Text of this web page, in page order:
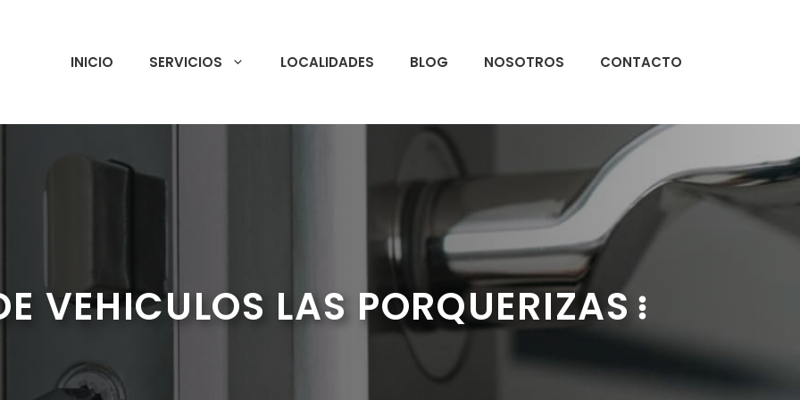
INICIO SERVICIOS LOCALIDADES BLOG NOSOTROS CONTACTO
VEHICULOS LAS PORQUERIZAS